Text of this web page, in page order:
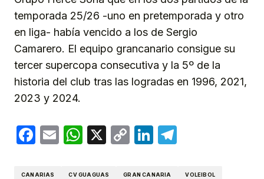
temporada 25/26 -uno en pretemporada y otro
en liga- había vencido a los de Sergio
Camarero. El equipo grancanario consigue su
tercer supercopa consecutiva y la 5º de la
historia del club tras las logradas en 1996, 2021,
2023 y 2024.
Facebook
EmailWhatsApp
X
CopyLinkedIn
CANARIAS CV GUAGUAS GRAN CANARIA VOLEIBOL